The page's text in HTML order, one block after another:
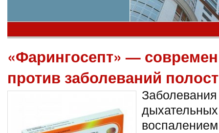
«Фарингосепт» —
против заболеваний